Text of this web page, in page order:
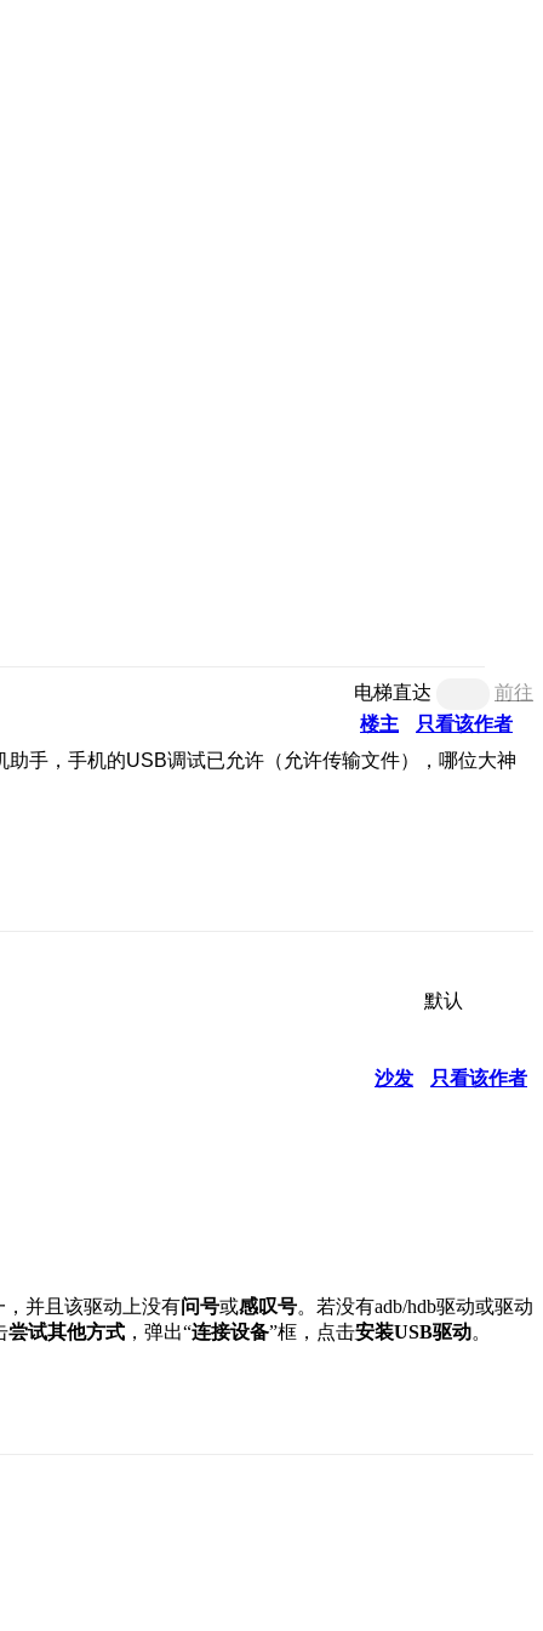
电梯直达
前往
楼主
只看该作者
手，手机的USB调试已允许（允许传输文件），哪位大神
默认
沙发 只看该作者
，并且该驱动上没有问号或感叹号。若没有adb/hdb驱动或驱动
尝试其他方式 ，弹出“连接设备”框，点击安装USB驱动。